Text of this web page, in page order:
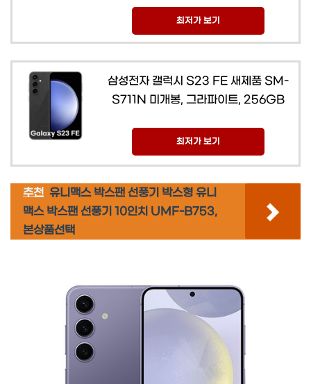
최저가 보기
삼성전자 갤럭시 S23 FE 새제품 SM-
S711N 미개봉, 그라파이트, 256GB
최저가 보기
추천 유니맥스 박스팬 선풍기 박스형 유니
맥스 박스팬 선풍기 10인치 UMF-B753,
본상품선택